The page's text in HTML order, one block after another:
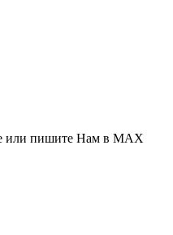
или пишите Нам в MAX